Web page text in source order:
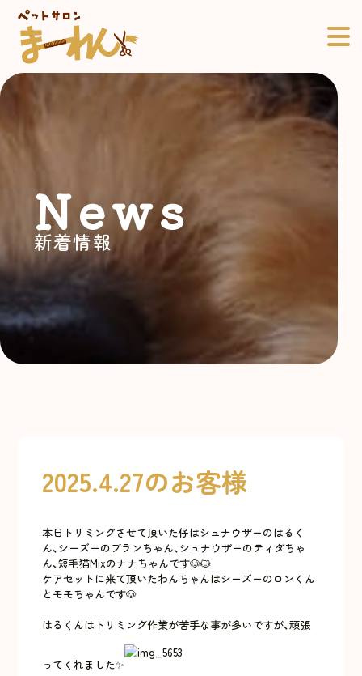
新着情報
News
2025.4.27のお客様
本日トリミングさせて頂いた仔はシュナウザーのはるく
ん、シーズーのブランちゃん、シュナウザーのティダちゃ
ん、短毛猫Mixのナナちゃんです🐶🐱
ケアセットに来て頂いたわんちゃんはシーズーのロンくん
とモモちゃんです🐶
はるくんはトリミング作業が苦手な事が多いですが、頑張
ってくれました✨